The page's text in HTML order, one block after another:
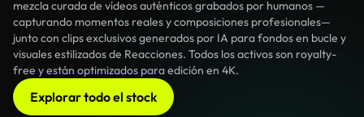
mezcla curada de vídeos auténticos grabados por humanos —
capturando momentos reales y composiciones profesionales—
junto con clips exclusivos generados por IA para fondos en bucle y
visuales estilizados de Reacciones. Todos los activos son royalty-
free y están optimizados para edición en 4K.
Explorar todo el stock